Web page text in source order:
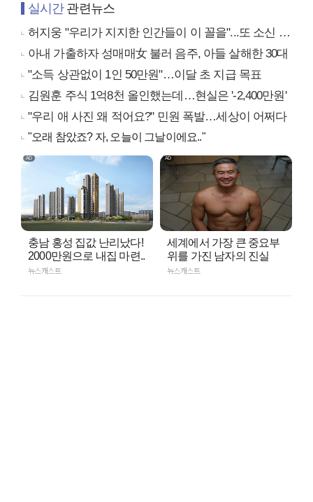
실시간관련뉴스
허지웅 "우리가 지지한 인간들이 이 꼴을"...또 소신 발언
아내 가출하자 성매매女 불러 음주, 아들 살해한 30대
"소득 상관없이 1인 50만원"…이달 초 지급 목표
김원훈 주식 1억8천 올인했는데…현실은 '-2,400만원'
"우리 애 사진 왜 적어요?" 민원 폭발…세상이 어쩌다
"오래 참았죠? 자, 오늘이 그날이에요.."
충남 홍성 집값 난리났다!
2000만원으로 내집 마련..
뉴스캐스트
세계에서 가장 큰 중요부
위를 가진 남자의 진실
뉴스캐스트